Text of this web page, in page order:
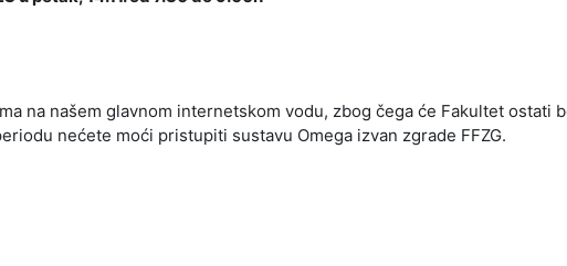
na našem glavnom internetskom vodu, zbog čega će Fakultet ostati
nećete moći pristupiti sustavu Omega izvan zgrade FFZG.